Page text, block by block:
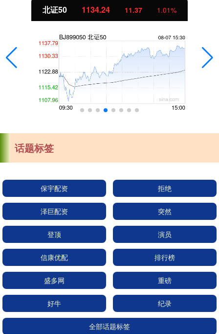
北证50 1134.24 11.37 1.01%
话题标签
保宇配资 拒绝
泽巨配资 突然
登顶 演员
信康优配 排行榜
盛多网 重磅
好牛 纪录
全部话题标签